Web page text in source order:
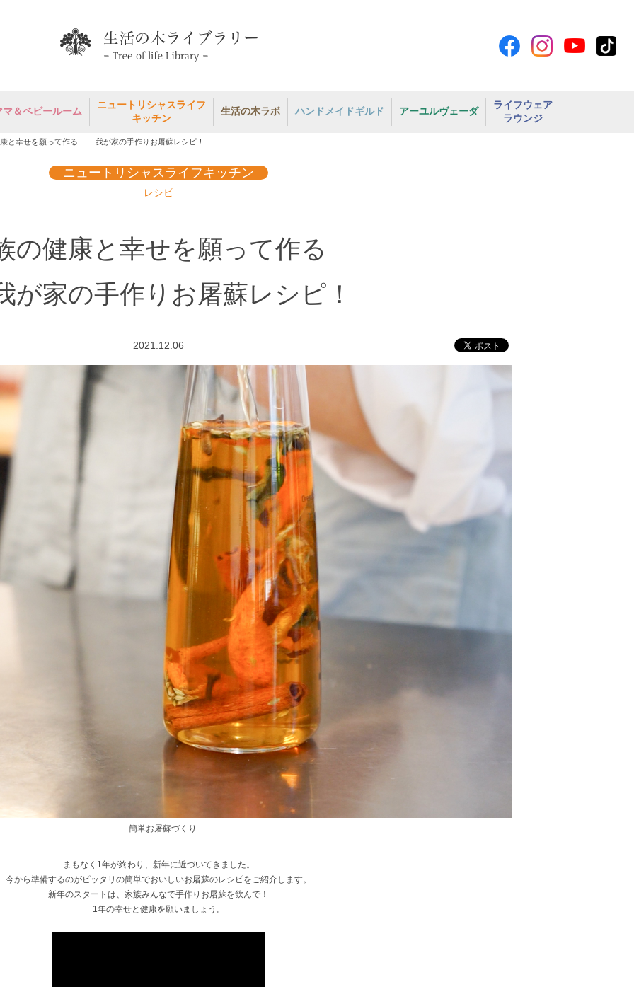
マ＆ベビールーム
ニュートリシャスライフ
キッチン
生活の木ラボ ハンドメイドギルド アーユルヴェーダ
ライフウェア
ラウンジ
と幸せを願って作る 我が家の手作りお屠蘇レシピ！
ニュートリシャスライフキッチン
レシピ
の健康と幸せを願って作る
家の手作りお屠蘇レシピ！
2021.12.06
簡単お屠蘇づくり
まもなく1年が終わり、新年に近づいてきました。
今から準備するのがピッタリの簡単でおいしいお屠蘇のレシピをご紹介します。
新年のスタートは、家族みんなで手作りお屠蘇を飲んで！
1年の幸せと健康を願いましょう。